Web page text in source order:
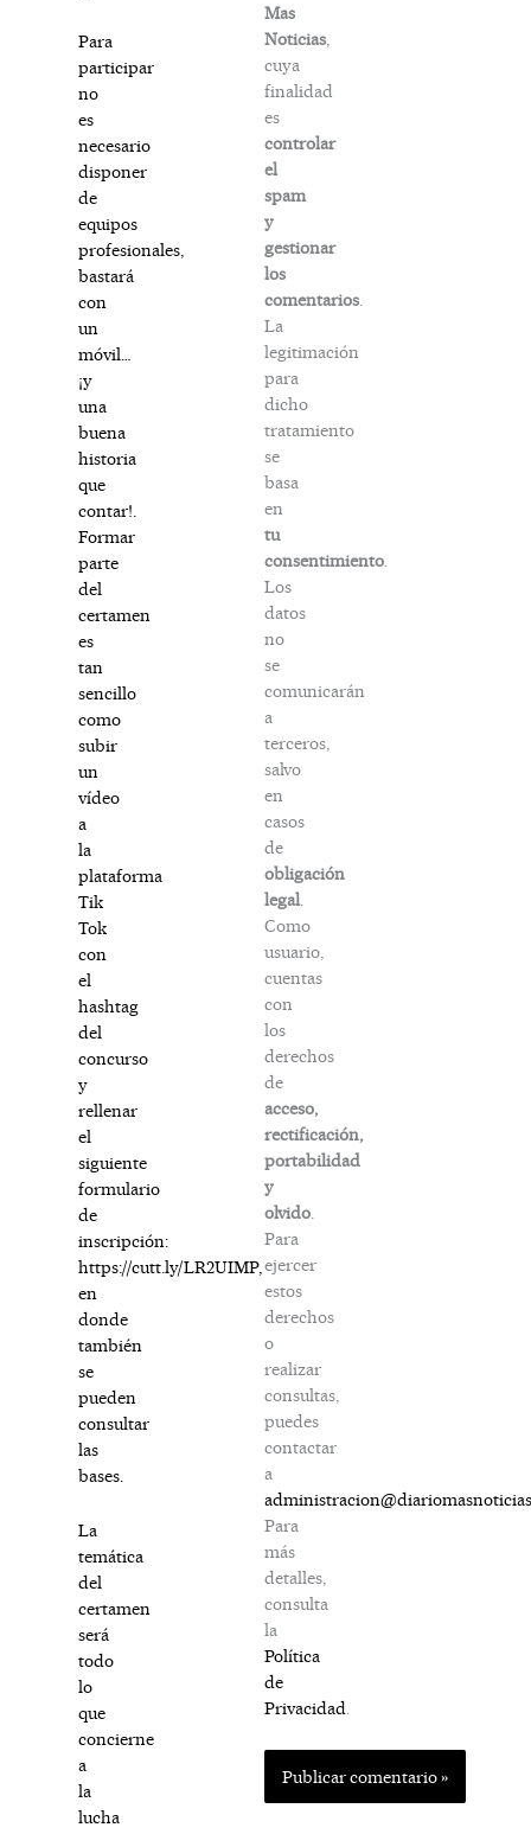
Para
participar
no
es
necesario
disponer
de
equipos
profesionales,
bastará
con
un
móvil…
¡y
una
buena
historia
que
contar!.
Formar
parte
del
certamen
es
tan
sencillo
como
subir
un
vídeo
a
la
plataforma
Tik
Tok
con
el
hashtag
del
concurso
y
rellenar
el
siguiente
formulario
de
inscripción:
https://cutt.ly/LR2UIMP,
en
donde
también
se
pueden
consultar
las
bases.
La
temática
del
certamen
será
todo
lo
que
concierne
a
la
lucha
Mas
Noticias
cuya
finalidad
es
controlar
el
spam
y
gestionar
los
comentarios
La
legitimación
para
dicho
tratamiento
se
basa
en
tu
consentimiento
Los
datos
no
se
comunicarán
a
terceros,
salvo
en
casos
de
obligación
legal
Como
usuario,
cuentas
con
los
derechos
de
acceso,
rectificación,
portabilidad
y
olvido
Para
ejercer
estos
derechos
o
realizar
consultas,
puedes
contactar
a
Para
más
detalles,
consulta
la
Política
de
Privacidad